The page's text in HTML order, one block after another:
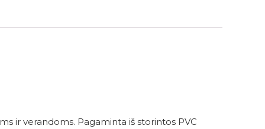
ir verandoms. Pagaminta iš storintos PVC